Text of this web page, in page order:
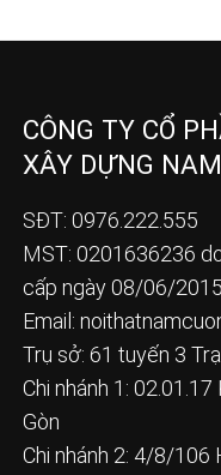
CÔNG TY CỔ
XÂY DỰNG
SĐT: 0976.222.555
MST: 0201636236
cấp ngày 08/06/2015
Email:
Trụ sở: 61 tuyến 3
Chi nhánh 1:
Gòn
Chi nhánh 2: 4/8/106